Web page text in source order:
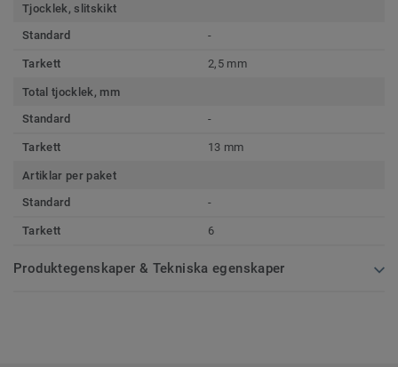
Tjocklek, slitskikt
Standard
-
Tarkett 2,5 mm
Total tjocklek, mm
Standard
-
Tarkett 13 mm
Artiklar per paket
Standard
-
Tarkett 6
Produktegenskaper & Tekniska egenskaper